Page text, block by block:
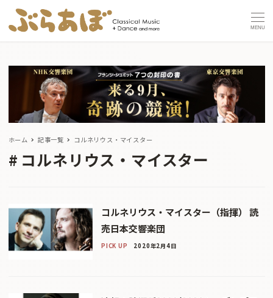
MENU
ホーム 記事一覧 コルネリウス・マイスター
コルネリウス・マイスター
コルネリウス・マイスター（指揮） 読
売日本交響楽団
PICK UP 2020年2月4日